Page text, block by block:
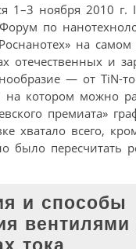
1–3 ноября 2010 г.
по
на
отечественных и
— от TiN-
на котором можно
премиата»
хватало всего,
было пересчитать
и способы
вентилями